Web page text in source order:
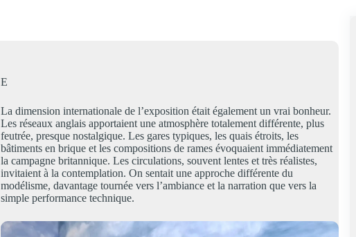
E
La dimension internationale de l’exposition était également un vrai bonheur.
Les réseaux anglais apportaient une atmosphère totalement différente, plus
feutrée, presque nostalgique. Les gares typiques, les quais étroits, les
bâtiments en brique et les compositions de rames évoquaient immédiatement
la campagne britannique. Les circulations, souvent lentes et très réalistes,
invitaient à la contemplation. On sentait une approche différente du
modélisme, davantage tournée vers l’ambiance et la narration que vers la
simple performance technique.